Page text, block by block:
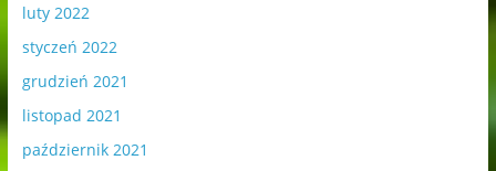
luty 2022
styczeń 2022
grudzień 2021
listopad 2021
październik 2021